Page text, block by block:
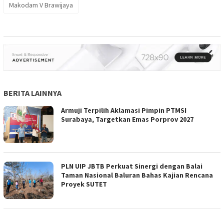
Makodam V Brawijaya
BERITA LAINNYA
Armuji Terpilih Aklamasi Pimpin PTMSI
Surabaya, Targetkan Emas Porprov 2027
PLN UIP JBTB Perkuat Sinergi dengan Balai
Taman Nasional Baluran Bahas Kajian Rencana
Proyek SUTET